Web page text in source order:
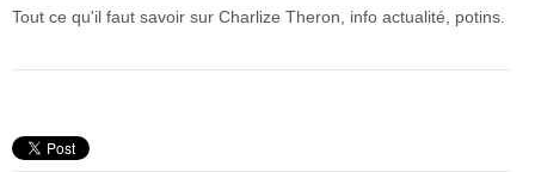
Tout ce qu'il faut savoir sur Charlize Theron, info actualité, potins.